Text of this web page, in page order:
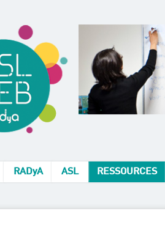
RADyA ASL RESSOURCES